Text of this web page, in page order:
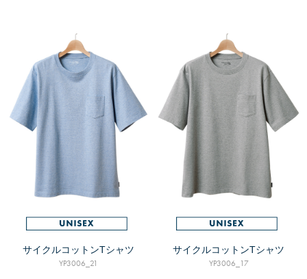
サイクルコットンTシャツ
YP3006_21
サイクルコットンTシャツ
YP3006_17